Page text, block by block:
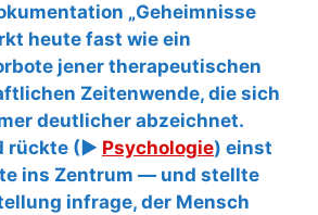
„Geheimnisse
heute fast wie ein
jener therapeutischen
Zeitenwende, die sich
deutlicher abzeichnet.
rückte ( ► Psychologie) einst
ins Zentrum — und stellte
infrage, der Mensch